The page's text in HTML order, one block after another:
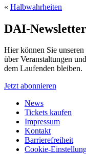
« Halbwahrheiten
DAI-Newsletter
Hier können Sie
über Veranstaltungen
dem Laufenden bleiben.
Jetzt abonnieren
News
Tickets kaufen
Impressum
Kontakt
Barrierefreiheit
Cookie-